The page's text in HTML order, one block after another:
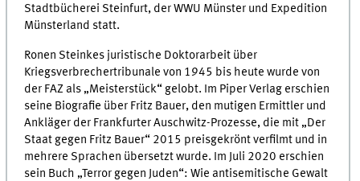
Stadtbücherei Steinfurt, der WWU Münster und Expedition
Münsterland statt.
Ronen Steinkes juristische Doktorarbeit über
Kriegsverbrechertribunale von 1945 bis heute wurde von
der FAZ als „Meisterstück“ gelobt. Im Piper Verlag erschien
seine Biografie über Fritz Bauer, den mutigen Ermittler und
Ankläger der Frankfurter Auschwitz-Prozesse, die mit „Der
Staat gegen Fritz Bauer“ 2015 preisgekrönt verfilmt und in
mehrere Sprachen übersetzt wurde. Im Juli 2020 erschien
sein Buch „Terror gegen Juden“: Wie antisemitische Gewalt